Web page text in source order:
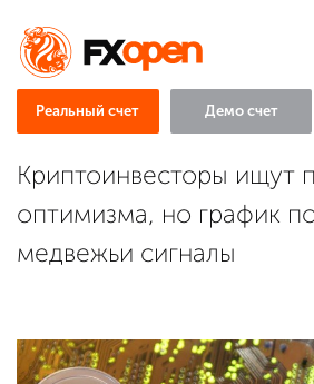
Реальный счет Демо счет
Криптоинвесторы ищут
оптимизма, но график
медвежьи сигналы